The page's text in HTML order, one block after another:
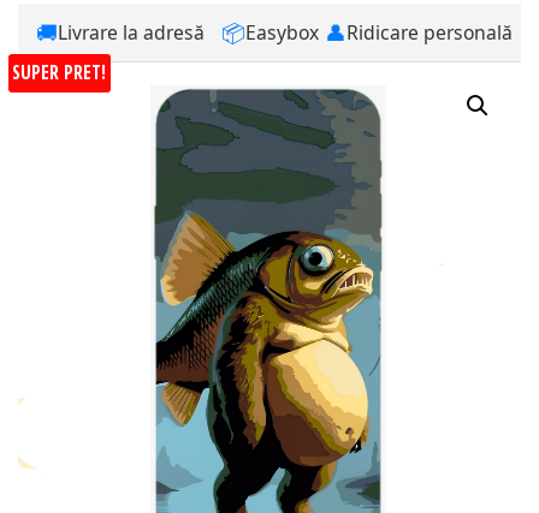
🚚Livrare la adresă 📦Easybox 👤Ridicare personală
SUPER PRET!